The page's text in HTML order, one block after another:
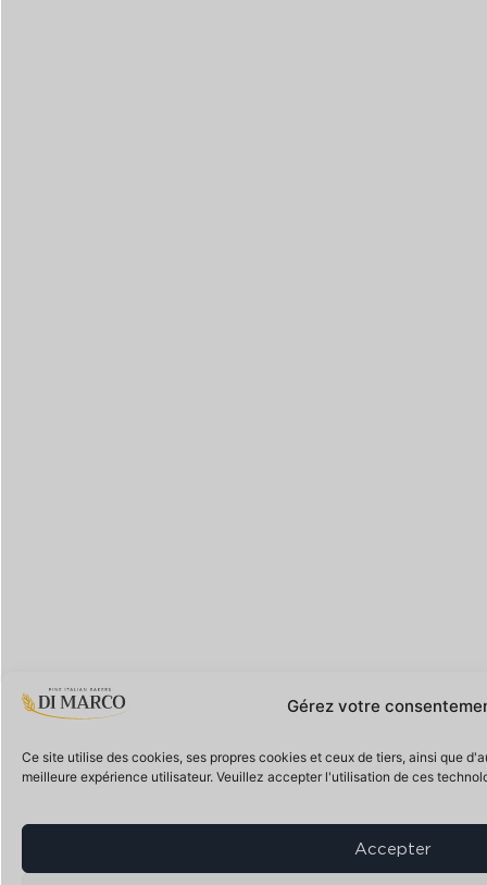
Gérez votre
Ce site utilise des cookies, ses propres cookies et ceux de tiers, ainsi que
meilleure expérience utilisateur. Veuillez accepter l'utilisation de ces
Accepter